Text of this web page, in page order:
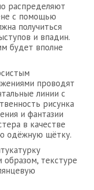
распределяют
с помощью
получиться
и впадин.
будет вполне
проводят
линии с
рисунка
и фантазии
в качестве
одёжную щётку.
текстуре